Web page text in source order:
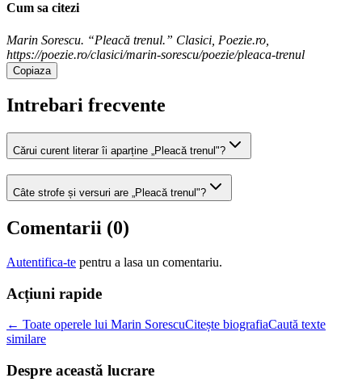
Cum sa citezi
Marin Sorescu. “Pleacă trenul.” Clasici, Poezie.ro,
https://poezie.ro/clasici/marin-sorescu/poezie/pleaca-trenul
Copiaza
Intrebari frecvente
Cărui curent literar îi aparține „Pleacă trenul"?
Câte strofe și versuri are „Pleacă trenul"?
Comentarii (0)
Autentifica-te pentru a lasa un comentariu.
Acțiuni rapide
← Toate operele lui Marin SorescuCitește biografiaCaută texte
similare
Despre această lucrare